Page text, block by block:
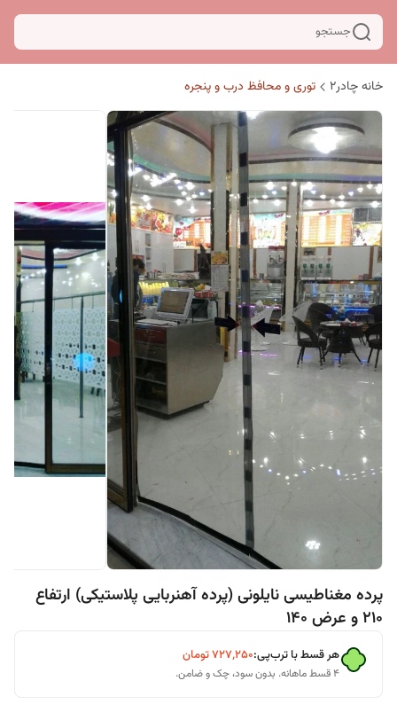
جستجو
خانه چادر۲ توری و محافظ درب و پنجره
پرده مغناطیسی نایلونی (پرده آهنربایی پلاستیکی) ارتفاع
210 و عرض 140
هر قسط با ترب‌پی:۷۲۷٬۲۵۰تومان
۴ قسط ماهانه. بدون سود، چک و ضامن.